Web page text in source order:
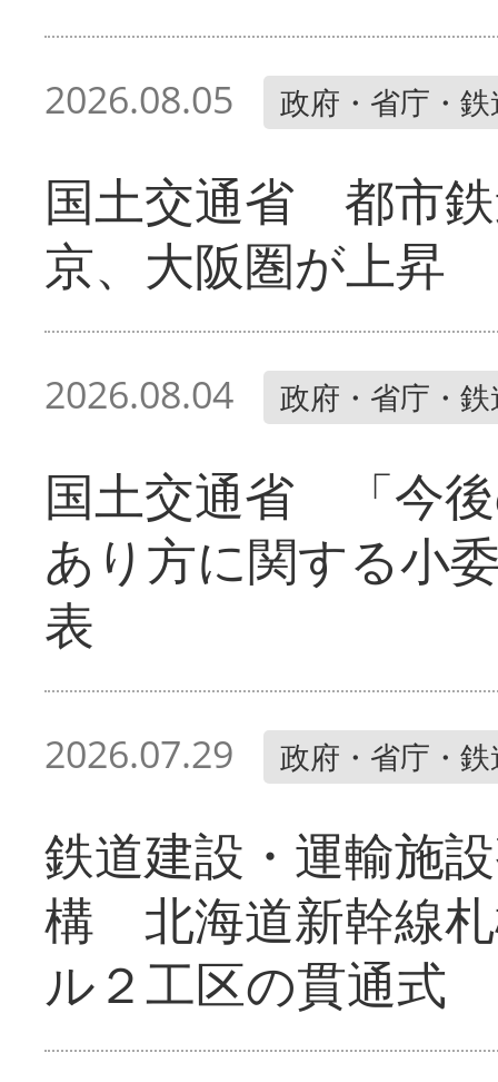
2026.08.05 政府・省庁・
国土交通省 都市
京、大阪圏が上昇
2026.08.04 政府・省庁・
国土交通省 「今
あり方に関する小
表
2026.07.29 政府・省庁・
鉄道建設・運輸施
構 北海道新幹線
ル２工区の貫通式